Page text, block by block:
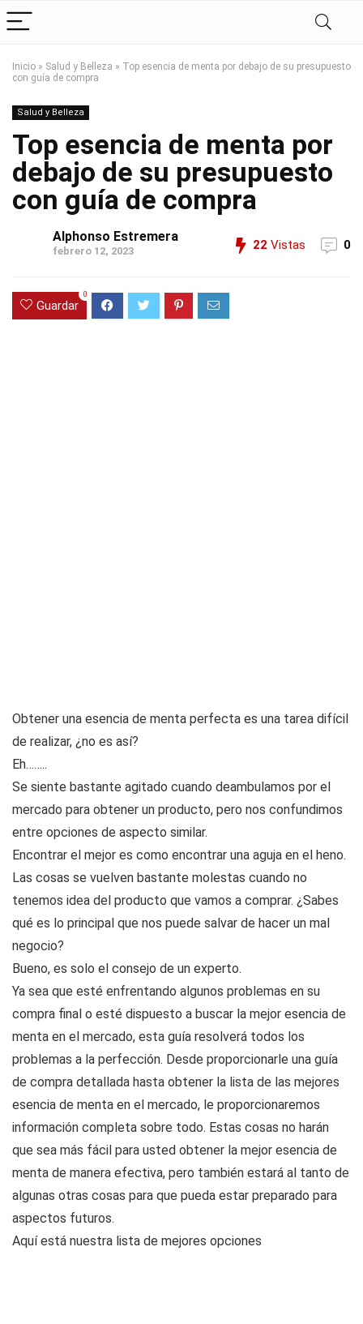
Inicio » Salud y Belleza » Top esencia de menta por debajo de su presupuesto
con guía de compra
Salud y Belleza
Top esencia de menta por
debajo de su presupuesto
con guía de compra
Alphonso Estremera
febrero 12, 2023 22 Vistas 0
Guardar
0
Obtener una esencia de menta perfecta es una tarea difícil
de realizar, ¿no es así?
Eh……..
Se siente bastante agitado cuando deambulamos por el
mercado para obtener un producto, pero nos confundimos
entre opciones de aspecto similar.
Encontrar el mejor es como encontrar una aguja en el heno.
Las cosas se vuelven bastante molestas cuando no
tenemos idea del producto que vamos a comprar. ¿Sabes
qué es lo principal que nos puede salvar de hacer un mal
negocio?
Bueno, es solo el consejo de un experto.
Ya sea que esté enfrentando algunos problemas en su
compra final o esté dispuesto a buscar la mejor esencia de
menta en el mercado, esta guía resolverá todos los
problemas a la perfección. Desde proporcionarle una guía
de compra detallada hasta obtener la lista de las mejores
esencia de menta en el mercado, le proporcionaremos
información completa sobre todo. Estas cosas no harán
que sea más fácil para usted obtener la mejor esencia de
menta de manera efectiva, pero también estará al tanto de
algunas otras cosas para que pueda estar preparado para
aspectos futuros.
Aquí está nuestra lista de mejores opciones